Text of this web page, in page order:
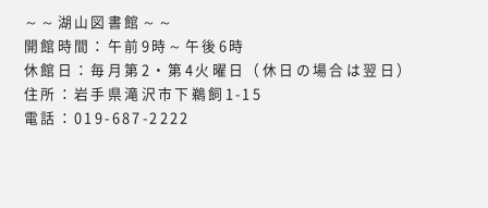
～～湖山図書館～～
開館時間：午前9時～午後6時
休館日：毎月第2・第4火曜日（休日の場合は翌日）
住所：岩手県滝沢市下鵜飼1-15
電話：019-687-2222